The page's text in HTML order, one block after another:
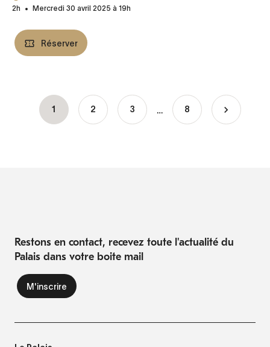
2h
Mercredi 30 avril 2025 à 19h
Réserver
Pagination
Page
1 Page
2 Page
3 … 8
Restons en contact, recevez toute l'actualité du
Palais dans votre boite mail